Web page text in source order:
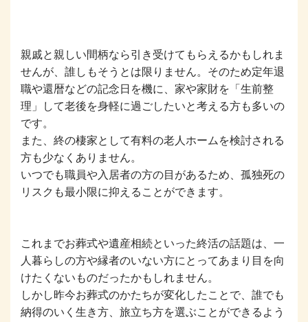
親戚と親しい間柄なら引き受けてもらえるかもしれま
せんが、誰しもそうとは限りません。そのため定年退
職や還暦などの記念日を機に、家や家財を「生前整
理」して老後を身軽に過ごしたいと考える方も多いの
です。
また、終の棲家として有料の老人ホームを検討される
方も少なくありません。
いつでも職員や入居者の方の目があるため、孤独死の
リスクも最小限に抑えることができます。
これまでお葬式や遺産相続といった終活の話題は、一
人暮らしの方や縁者のいない方にとってあまり目を向
けたくないものだったかもしれません。
しかし昨今お葬式のかたちが変化したことで、誰でも
納得のいく生き方、旅立ち方を選ぶことができるよう